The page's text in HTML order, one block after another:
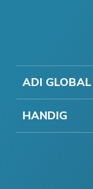
ADI GLOBAL
HANDIG